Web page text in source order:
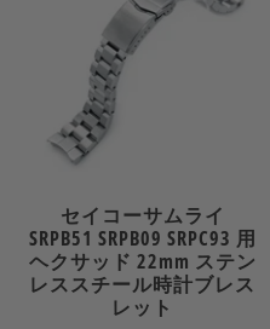
セイコーサムライ
SRPB51 SRPB09 SRPC93 用
ヘクサッド 22mm ステン
レススチール時計ブレス
レット